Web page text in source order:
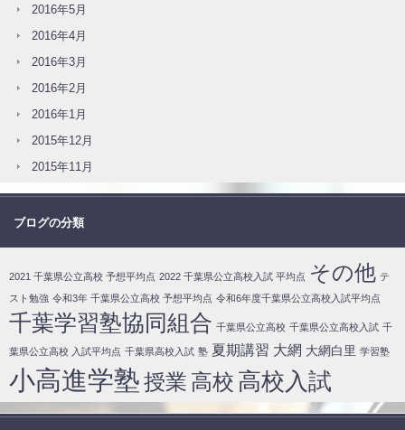
2016年5月
2016年4月
2016年3月
2016年2月
2016年1月
2015年12月
2015年11月
ブログの分類
2021 千葉県公立高校 予想平均点 2022 千葉県公立高校入試 平均点 その他 テ
スト勉強 令和3年 千葉県公立高校 予想平均点 令和6年度千葉県公立高校入試平均点
千葉学習塾協同組合 千葉県公立高校 千葉県公立高校入試 千
葉県公立高校 入試平均点 千葉県高校入試 塾 夏期講習 大網 大網白里 学習塾
小高進学塾授業 高校 高校入試